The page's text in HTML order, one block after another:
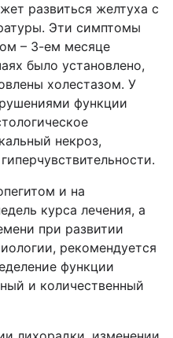
развиться желтуха с
Эти симптомы
– 3-ем месяце
было установлено,
холестазом. У
функции
некроз,
и на
курса лечения, а
при развитии
рекомендуется
функции
и количественный